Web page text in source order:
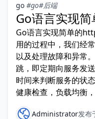
go #go#后端
Go语言实现
Go语言实现简单的
用的过程中，我们经
以及处理故障和异常
跳，即定期向服务发
时间来判断服务的状
健康检查，负载均衡
Administrator发布